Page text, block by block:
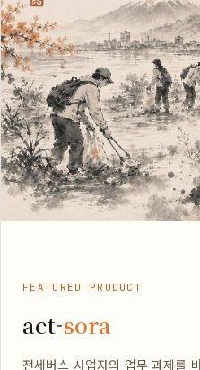
FEATURED PRODUCT
act-sora
전세버스 사업자의 업무 과제를